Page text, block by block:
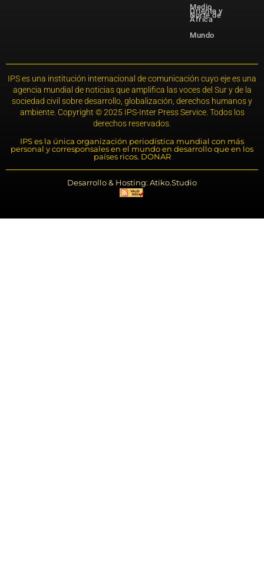
Medio
Oriente y
Norte de
África
Mundo
IPS es una institución internacional de comunicación cuyo eje es una
agencia mundial de noticias que amplifica las voces del Sur y de la
sociedad civil sobre desarrollo, globalización, derechos humanos y
ambiente. Copyright © 2025 IPS-Inter Press Service. Todos los
derechos reservados.
IPS es la única organización periodística mundial con más
personal y corresponsales en el mundo en desarrollo que en los
países ricos. DONAR
Desarrollo & Hosting: Atiko.Studio